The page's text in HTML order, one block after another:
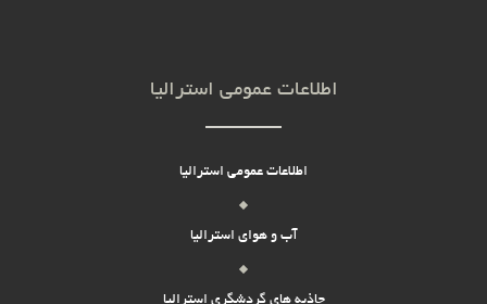
اطلاعات عمومی استرالیا
اطلاعات عمومی استرالیا
آب و هوای استرالیا
جاذبه های گردشگری استرالیا